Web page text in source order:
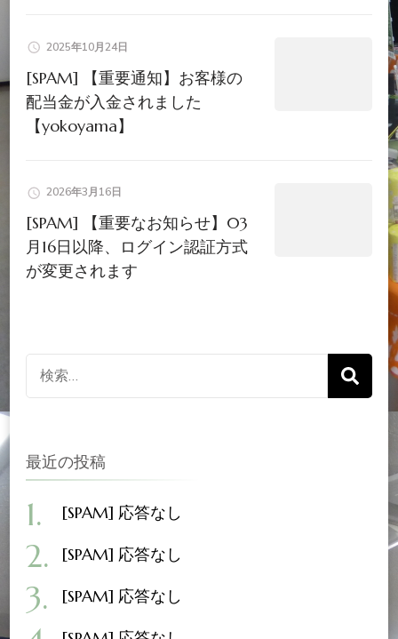
2025年10月24日
[SPAM] 【重要通知】お客様の
配当金が入金されました
【yokoyama】
2026年3月16日
[SPAM] 【重要なお知らせ】03
月16日以降、ログイン認証方式
が変更されます
検
索
象:
最近の投稿
[SPAM] 応答なし
[SPAM] 応答なし
[SPAM] 応答なし